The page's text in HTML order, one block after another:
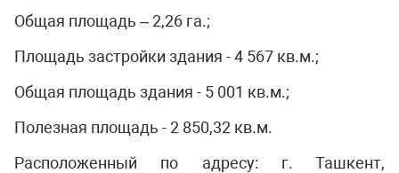
Общая площадь – 2,26 га.;
Площадь застройки здания - 4 567 кв.м.;
Общая площадь здания - 5 001 кв.м.;
Полезная площадь - 2 850,32 кв.м.
Расположенный по адресу: г. Ташкент,